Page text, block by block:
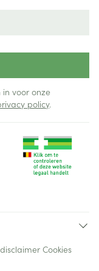
in voor onze
policy.
Cookies